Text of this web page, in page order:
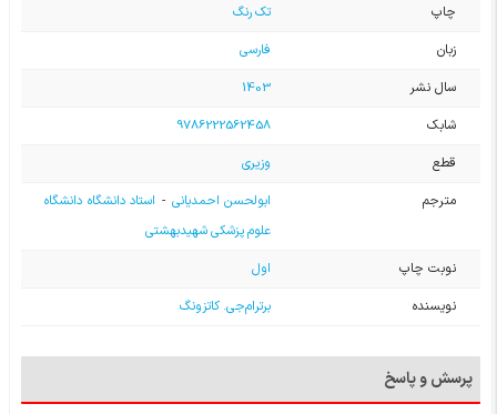
چاپ
تک رنگ
زبان
فارسی
سال نشر
1403
شابک
9786222562458
قطع
وزیری
مترجم
ابولحسن احمدیانی - استاد دانشگاه دانشگاه
علوم پزشکی شهیدبهشتی
نوبت چاپ
اول
نویسنده
برترام‌جی. کاتزونگ
پرسش و پاسخ